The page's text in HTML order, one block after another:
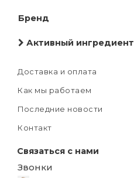
Бренд
Активный ингредиент
Доставка и оплата
Как мы работаем
Последние новости
Контакт
Связаться с нами
Звонки